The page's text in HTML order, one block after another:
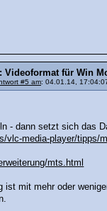
Videoformat für Win
#5 am: 04.01.14,
- dann setzt sich das
vlc-media-player/tipps/
mts.html
ist mit mehr oder